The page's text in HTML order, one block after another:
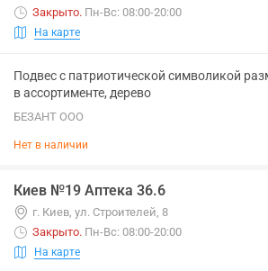
Закрыто. Пн-Вс: 08:00-20:00
На карте
Подвес с патриотической символикой
в ассортименте, дерево
БЕЗАНТ ООО
Нет в наличии
Киев №19 Аптека 36.6
г. Киев, ул. Строителей, 8
Закрыто. Пн-Вс: 08:00-20:00
На карте